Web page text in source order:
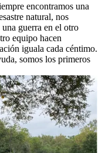
encontramos una
natural, nos
guerra en el otro
equipo hacen
iguala cada céntimo.
somos los primeros